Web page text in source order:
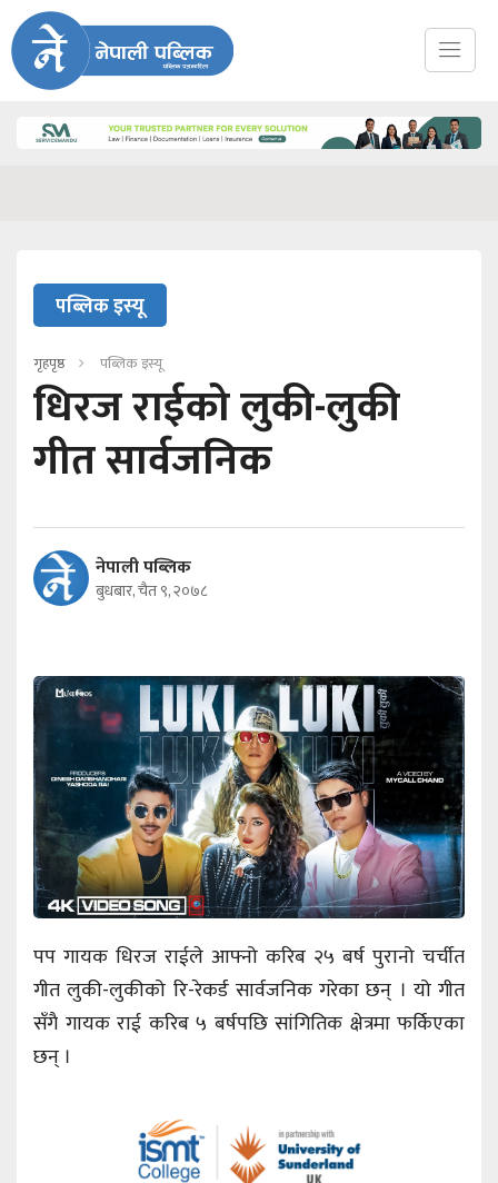
पब्लिक इस्यू
गृहपृष्ठ पब्लिक इस्यू
धिरज राईको लुकी-लुकी
गीत सार्वजनिक
नेपाली पब्लिक
बुधबार, चैत ९, २०७८
पप गायक धिरज राईले आफ्नो करिब २५ बर्ष पुरानो चर्चीत
गीत लुकी-लुकीको रि-रेकर्ड सार्वजनिक गरेका छन् । यो गीत
सँगै गायक राई करिब ५ बर्षपछि सांगितिक क्षेत्रमा फर्किएका
छन् ।